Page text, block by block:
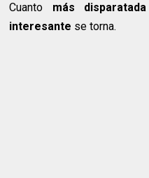
Cuanto más disparatada
interesante se torna.